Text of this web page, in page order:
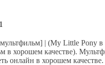
| (My Little Pony в
в хорошем качестве).
онлайн в хорошем качестве.